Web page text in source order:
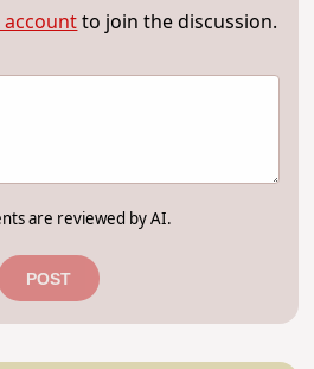
to join the discussion.
are reviewed by AI.
POST